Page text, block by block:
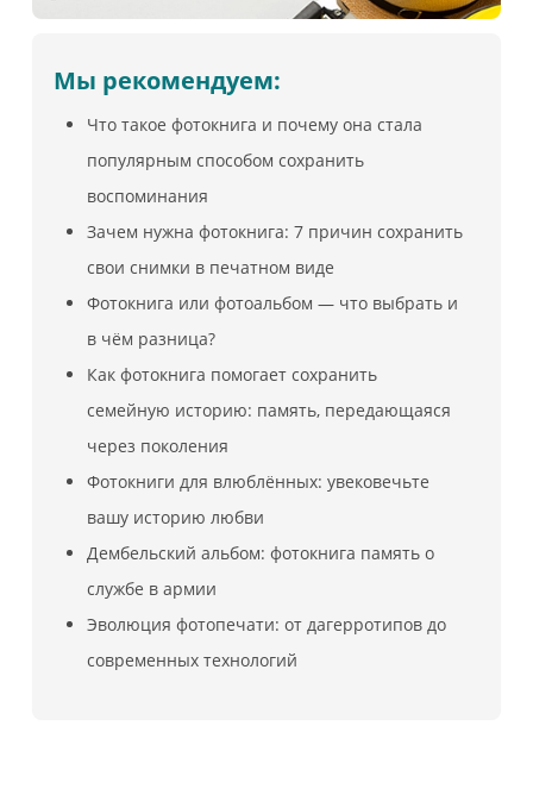
Мы рекомендуем:
Что такое фотокнига и почему она стала
популярным способом сохранить
воспоминания
Зачем нужна фотокнига: 7 причин сохранить
свои снимки в печатном виде
Фотокнига или фотоальбом — что выбрать и
в чём разница?
Как фотокнига помогает сохранить
семейную историю: память, передающаяся
через поколения
Фотокниги для влюблённых: увековечьте
вашу историю любви
Дембельский альбом: фотокнига память о
службе в армии
Эволюция фотопечати: от дагерротипов до
современных технологий